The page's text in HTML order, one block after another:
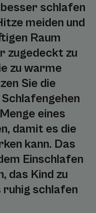
schlafen
meiden und
Raum
zugedeckt zu
zu warme
Sie die
eines
damit es die
kann. Das
Einschlafen
das Kind zu
ruhig schlafen